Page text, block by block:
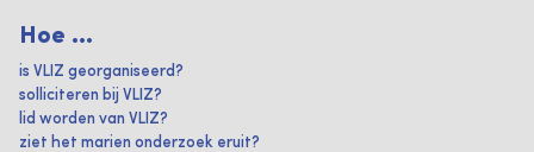
Hoe ...
is VLIZ georganiseerd?
solliciteren bij VLIZ?
lid worden van VLIZ?
ziet het marien onderzoek eruit?